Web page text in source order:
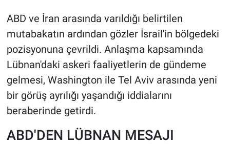
ABD ve İran arasında varıldığı belirtilen
mutabakatın ardından gözler İsrail'in bölgedeki
pozisyonuna çevrildi. Anlaşma kapsamında
Lübnan'daki askeri faaliyetlerin de gündeme
gelmesi, Washington ile Tel Aviv arasında yeni
bir görüş ayrılığı yaşandığı iddialarını
beraberinde getirdi.
ABD'DEN LÜBNAN MESAJI
HABERDE İNSAN
POLİTİKA
SPOR
MAGAZİN
Bilim, Teknoloji